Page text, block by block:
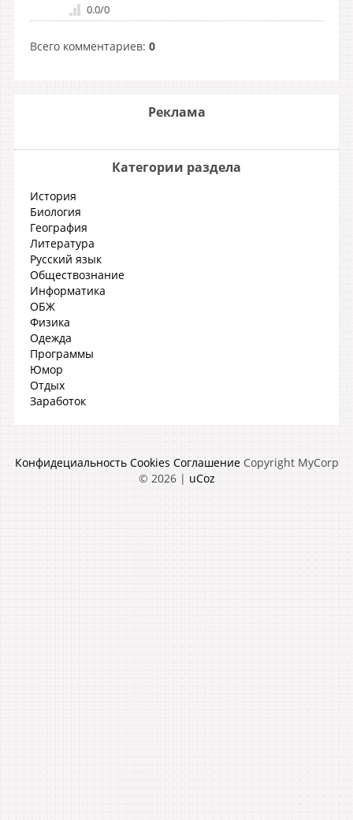
0.0/0
Всего комментариев: 0
Реклама
Категории раздела
История
Биология
География
Литература
Русский язык
Обществознание
Информатика
ОБЖ
Физика
Одежда
Программы
Юмор
Отдых
Заработок
Конфидециальность Cookies Соглашение Copyright MyCorp
© 2026| uCoz